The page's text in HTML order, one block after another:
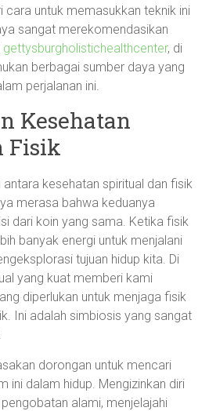
cara untuk memasukkan teknik ini
sangat merekomendasikan
gettysburgholistichealthcenter, di
berbagai sumber daya yang
perjalanan ini.
Kesehatan
Fisik
kesehatan spiritual dan fisik
merasa bahwa keduanya
dari koin yang sama. Ketika fisik
banyak energi untuk menjalani
tujuan hidup kita. Di
yang kuat memberi kami
diperlukan untuk menjaga fisik
Ini adalah simbiosis yang sangat
dorongan untuk mencari
ini dalam hidup. Mengizinkan diri
alami, menjelajahi